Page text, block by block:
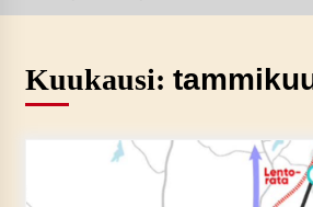
Kuukausi: